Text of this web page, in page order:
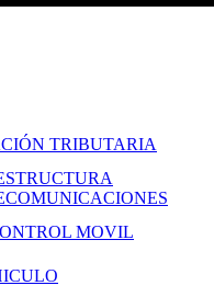
TRIBUTARIA
MOVIL